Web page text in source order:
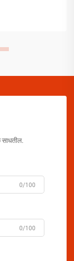
0/100
0/100